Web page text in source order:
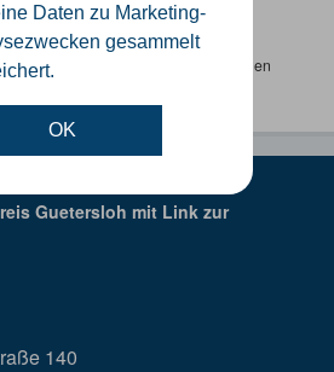
Daten zu Marketing-
gesammelt
OK
Wenden Sie sich bitte an einen
140